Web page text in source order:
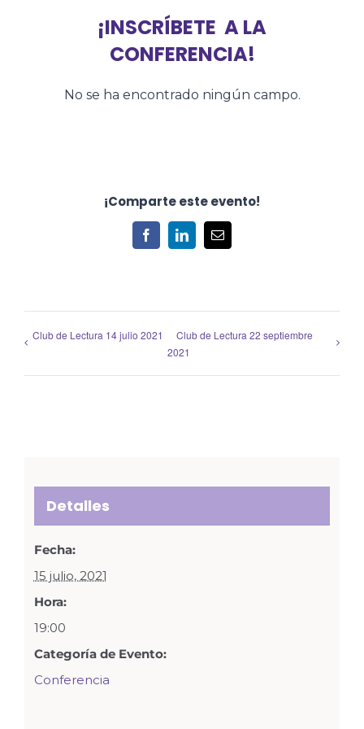
¡INSCRÍBETE A LA
CONFERENCIA!
No se ha encontrado ningún campo.
¡Comparte este evento!
FacebookLinkedInCorreo
electrónico
Club de Lectura 14 julio 2021
Club de Lectura 22 septiembre
2021
Detalles
Fecha:
15 julio, 2021
Hora:
19:00
Categoría de Evento:
Conferencia